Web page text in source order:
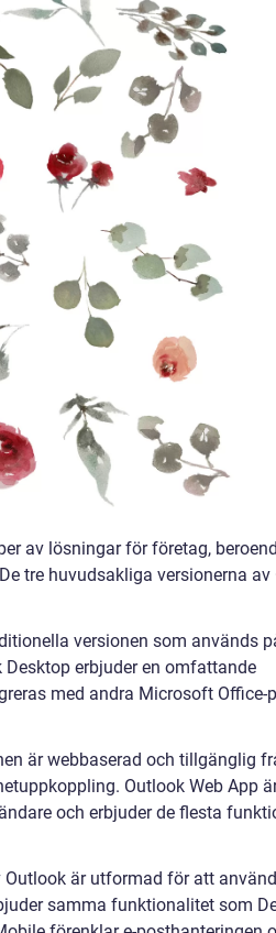
av lösningar för företag,
tre huvudsakliga versionerna av
versionen som används
erbjuder en omfattande
med andra Microsoft Office-
är webbaserad och tillgänglig
Outlook Web App
och erbjuder de flesta
är utformad för att
samma funktionalitet som